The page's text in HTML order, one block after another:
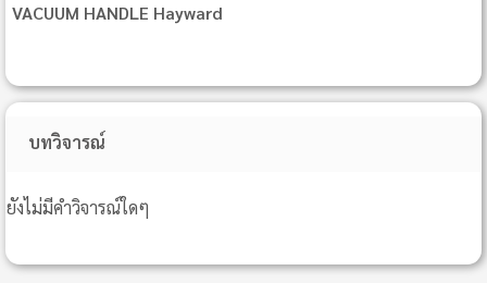
VACUUM HANDLE Hayward
บทวิจารณ์
ยังไม่มีคำวิจารณ์ใดๆ